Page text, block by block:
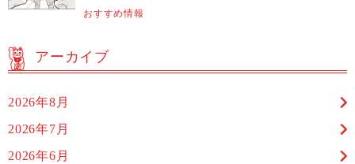
おすすめ情報
アーカイブ
2026年8月
2026年7月
2026年6月